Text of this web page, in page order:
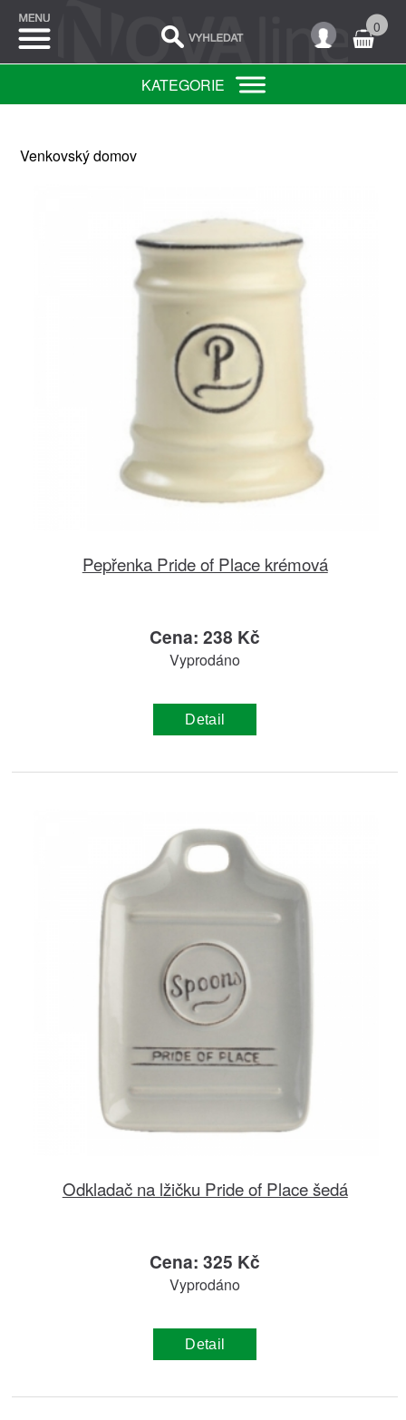
0
KATEGORIE
Venkovský domov
Pepřenka Pride of Place krémová
Cena: 238 Kč
Vyprodáno
Detail
Odkladač na lžičku Pride of Place šedá
Cena: 325 Kč
Vyprodáno
Detail